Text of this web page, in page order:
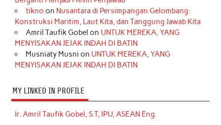
tikno on Nusantara di Persimpangan Gelombang:
Konstruksi Maritim, Laut Kita, dan Tanggung Jawab Kita
Amril Taufik Gobel on UNTUK MEREKA, YANG
MENYISAKAN JEJAK INDAH DI BATIN
Musniaty Musni on UNTUK MEREKA, YANG
MENYISAKAN JEJAK INDAH DI BATIN
MY LINKED IN PROFILE
Ir. Amril Taufik Gobel, S.T, IPU, ASEAN Eng.